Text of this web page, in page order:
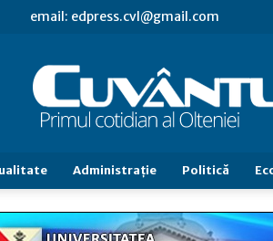
email: edpress.cvl@gmail.com
Administraţie Politică